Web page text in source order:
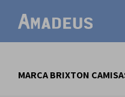
MARCA BRIXTON